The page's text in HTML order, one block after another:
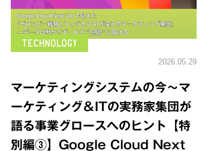
2026.05.29
マーケティングシステムの今～マ
ーケティング＆ITの実務家集団が
語る事業グロースへのヒント【特
別編③】Google Cloud Next